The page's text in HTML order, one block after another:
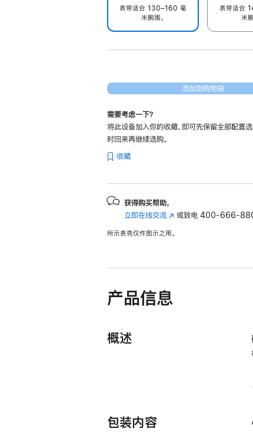
表带适合 130–160 毫
米腕围。
表带适合
米
添加到购物袋
需要考虑一下？
将此设备加入你的收藏，即可先保留全部配置选
时回来再继续选购。
收藏
获得购买帮助，
立即在线交流 (在 或致电400-666-
所示表壳仅作图示之用。
产品信息
概述
包装内容